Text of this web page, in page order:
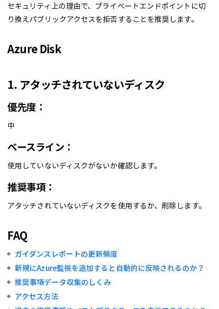
セキュリティ上の理由で、プライベートエンドポイントに切
り換えパブリックアクセスを拒否することを推奨します。
Azure Disk
1. アタッチされていないディスク
優先度：
中
ベースライン：
使用していないディスクがないか確認します。
推奨事項：
アタッチされていないディスクを使用するか、削除します。
FAQ
ガイダンスレポートの更新頻度
新規にAzure監視を追加すると自動的に反映されるのか？
推奨事項データ収集のしくみ
アクセス方法